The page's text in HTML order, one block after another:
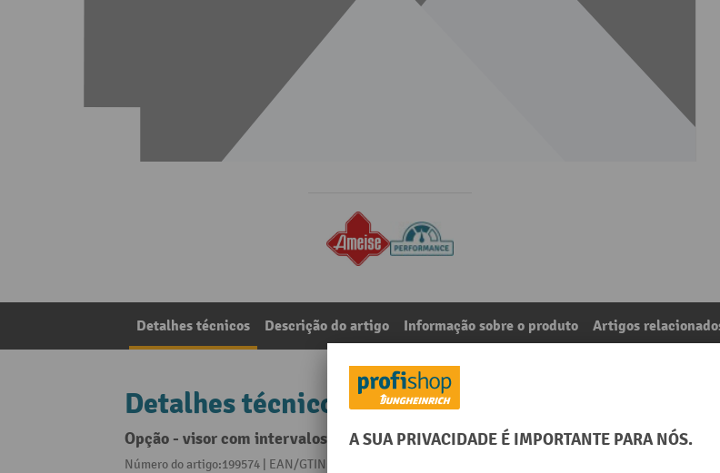
Detalhes técnicos Descrição do artigo Informação sobre o produto Artigos
Detalhes técnicos
Opção - visor com intervalos múltiplos para porta-paletes com balança Ameise®
Número do artigo:199574 | EAN/GTIN:4055091198958